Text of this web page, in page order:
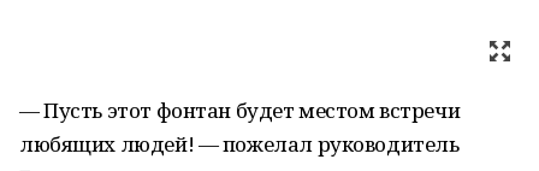
— Пусть этот фонтан будет местом встречи
любящих людей! — пожелал руководитель